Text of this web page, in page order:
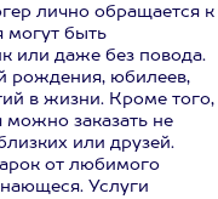
лично обращается к
могут быть
или даже без повода.
рождения, юбилеев,
в жизни. Кроме того,
можно заказать не
или друзей.
от любимого
Услуги